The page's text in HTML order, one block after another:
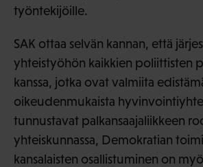
työntekijöille.
SAK ottaa selvän kannan, että
yhteistyöhön kaikkien poliittisten
kanssa, jotka ovat valmiita
oikeudenmukaista
tunnustavat palkansaajaliikkeen
yhteiskunnassa, Demokratian
kansalaisten osallistuminen on